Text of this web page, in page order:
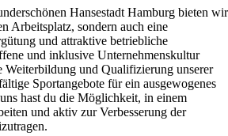
Hansestadt Hamburg bieten wir
Arbeitsplatz, sondern auch eine
und attraktive betriebliche
und inklusive Unternehmenskultur
und Qualifizierung unserer
Sportangebote für ein ausgewogenes
hast du die Möglichkeit, in einem
und aktiv zur Verbesserung der